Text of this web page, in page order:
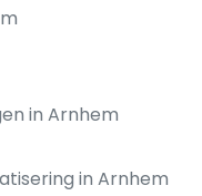
in Arnhem
in Arnhem